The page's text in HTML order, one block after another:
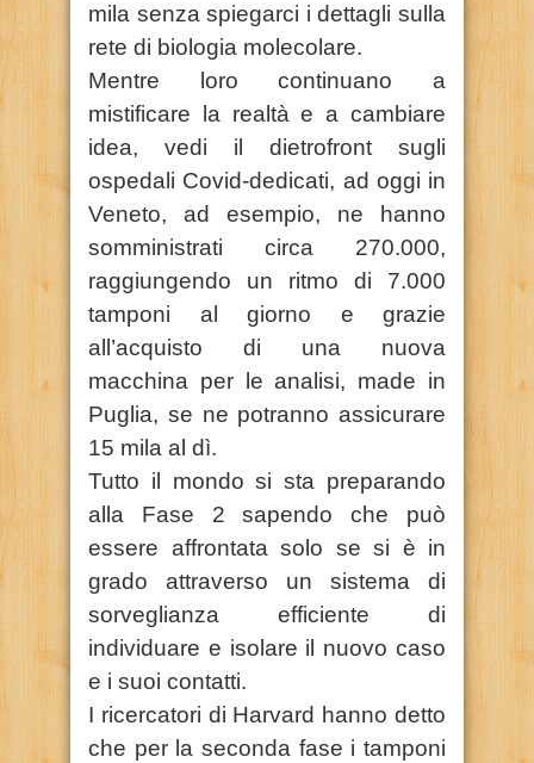
mila senza spiegarci i dettagli sulla
rete di biologia molecolare.
Mentre loro continuano a
mistificare la realtà e a cambiare
idea, vedi il dietrofront sugli
ospedali Covid-dedicati, ad oggi in
Veneto, ad esempio, ne hanno
somministrati circa 270.000,
raggiungendo un ritmo di 7.000
tamponi al giorno e grazie
all’acquisto di una nuova
macchina per le analisi, made in
Puglia, se ne potranno assicurare
15 mila al dì.
Tutto il mondo si sta preparando
alla Fase 2 sapendo che può
essere affrontata solo se si è in
grado attraverso un sistema di
sorveglianza efficiente di
individuare e isolare il nuovo caso
e i suoi contatti.
I ricercatori di Harvard hanno detto
che per la seconda fase i tamponi